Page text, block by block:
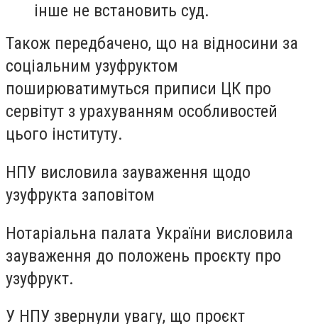
інше не встановить суд.
Також передбачено, що на відносини за
соціальним узуфруктом
поширюватимуться приписи ЦК про
сервітут з урахуванням особливостей
цього інституту.
НПУ висловила зауваження щодо
узуфрукта заповітом
Нотаріальна палата України висловила
зауваження до положень проєкту про
узуфрукт.
У НПУ звернули увагу, що проєкт